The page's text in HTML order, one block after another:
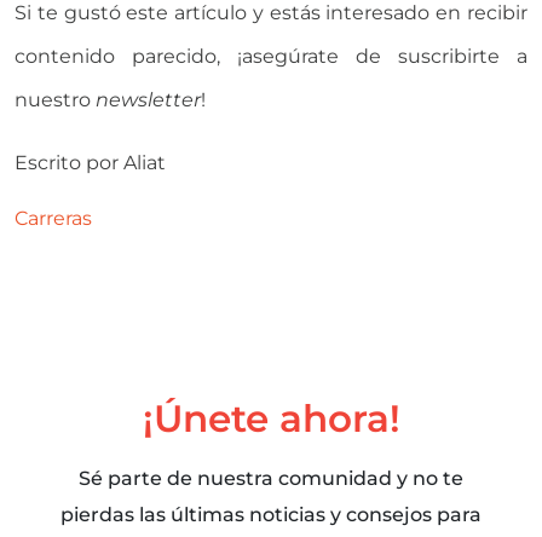
Si te gustó este artículo y estás interesado en recibir
contenido parecido, ¡asegúrate de suscribirte a
nuestro newsletter!
Escrito por Aliat
Carreras
¡Únete ahora!
Sé parte de nuestra comunidad y no te
pierdas las últimas noticias y consejos para